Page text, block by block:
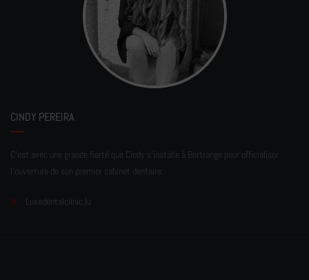
CINDY PEREIRA
C'est avec une grande fierté que Cindy s'installe à Bertrange pour officialiser
l'ouverture de son premier cabinet dentaire.
Luxedentalclinic.lu